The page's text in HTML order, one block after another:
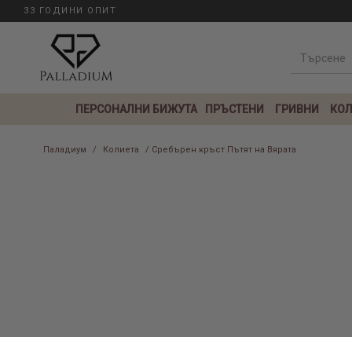
33 ГОДИНИ ОПИТ
ПЕРСОНАЛНИ БИЖУТА ПРЪСТЕНИ ГРИВНИ
Паладиум / Колиета / Сребърен кръст Пътят на Вярата